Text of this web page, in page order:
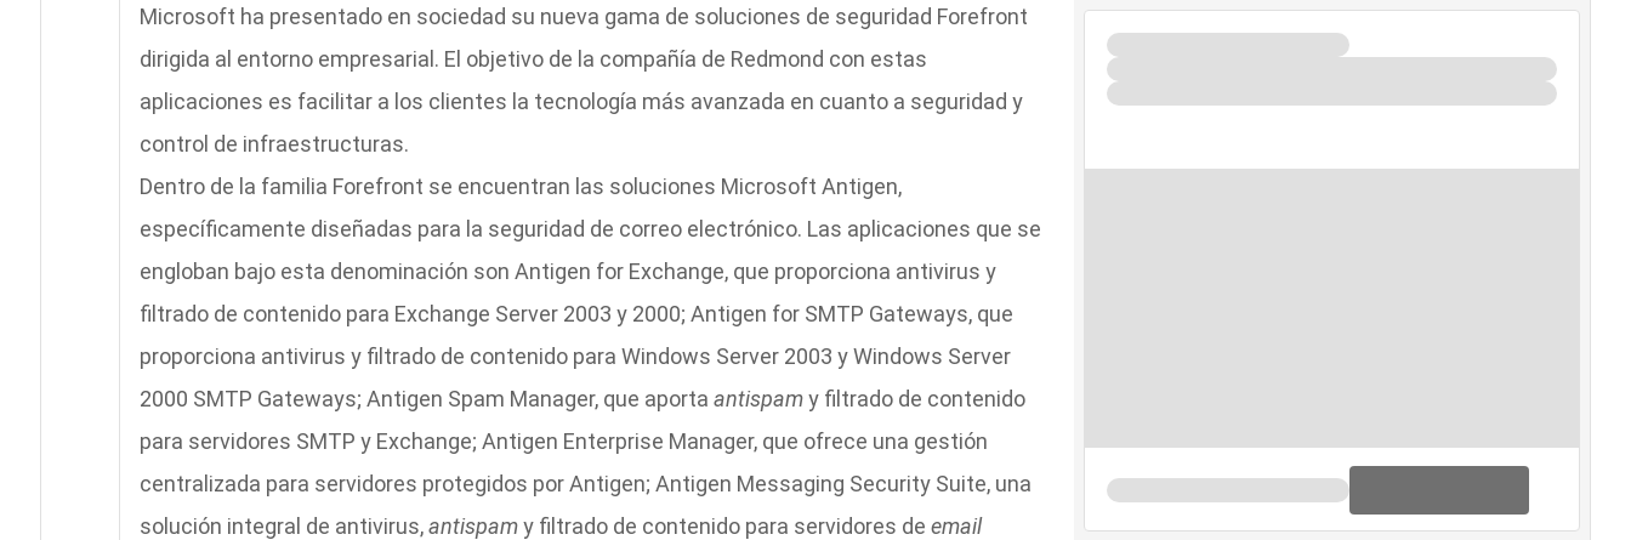
Microsoft ha presentado en sociedad su nueva gama de soluciones de seguridad Forefront
dirigida al entorno empresarial. El objetivo de la compañía de Redmond con estas
aplicaciones es facilitar a los clientes la tecnología más avanzada en cuanto a seguridad y
control de infraestructuras.
Dentro de la familia Forefront se encuentran las soluciones Microsoft Antigen,
específicamente diseñadas para la seguridad de correo electrónico. Las aplicaciones que se
engloban bajo esta denominación son Antigen for Exchange, que proporciona antivirus y
filtrado de contenido para Exchange Server 2003 y 2000; Antigen for SMTP Gateways, que
proporciona antivirus y filtrado de contenido para Windows Server 2003 y Windows Server
2000 SMTP Gateways; Antigen Spam Manager, que aporta antispamy filtrado de contenido
para servidores SMTP y Exchange; Antigen Enterprise Manager, que ofrece una gestión
centralizada para servidores protegidos por Antigen; Antigen Messaging Security Suite, una
solución integral de antivirus,antispamy filtrado de contenido para servidores de email